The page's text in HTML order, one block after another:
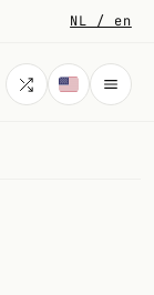
NL / en